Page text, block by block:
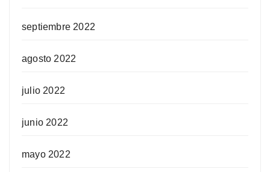
septiembre 2022
agosto 2022
julio 2022
junio 2022
mayo 2022